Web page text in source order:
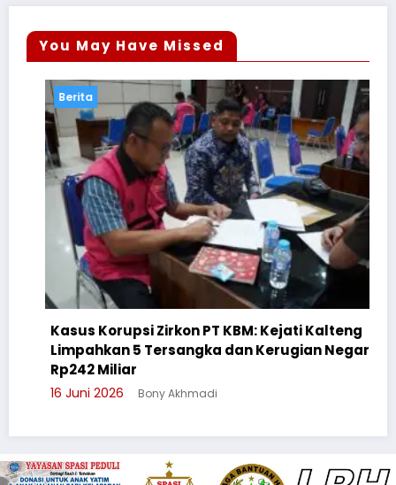
You May Have Missed
Berita
Kasus Korupsi Zirkon PT KBM: Kejati Kalteng
Limpahkan 5 Tersangka dan Kerugian Negara
Rp242 Miliar
16 Juni 2026 Bony Akhmadi